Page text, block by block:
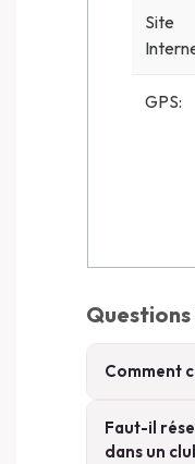
Site
GPS:
Comment
Faut-il
dans un